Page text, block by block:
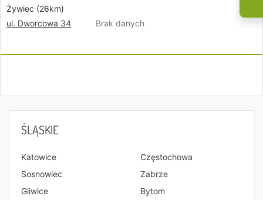
Żywiec (26km)
ul. Dworcowa 34
Brak danych
ŚLĄSKIE
Katowice
Częstochowa
Sosnowiec
Zabrze
Gliwice
Bytom